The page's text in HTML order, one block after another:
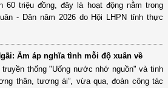
triệu đồng, đây là hoạt động nằm trong
- Dân năm 2026 do Hội LHPN tỉnh thực
Ấm áp nghĩa tình mỗi độ xuân về
truyền thống "Uống nước nhớ nguồn" và tinh
thân, tương ái”, vừa qua, đoàn công tác